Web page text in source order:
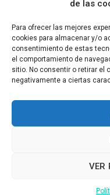
de las
Para ofrecer las mejores
cookies para almacenar y/o
consentimiento de estas
el comportamiento de
sitio. No consentir o retirar el
negativamente a ciertas
VER
Paseo María Agustín 5,
Telf: + 34 686 130 398